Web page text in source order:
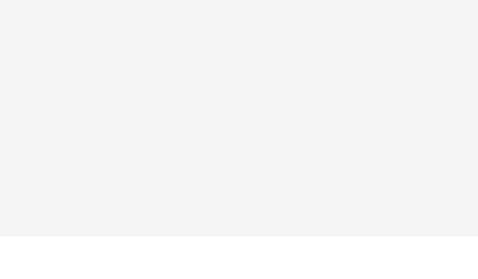
enfants, mais aussi tout mon entourage. Cette formation
quotidien.